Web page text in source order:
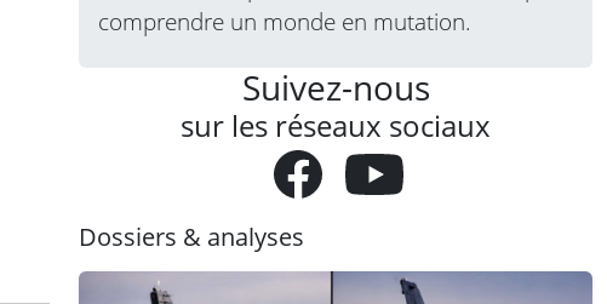
comprendre un monde en mutation.
Suivez-nous
sur les réseaux sociaux
Dossiers & analyses